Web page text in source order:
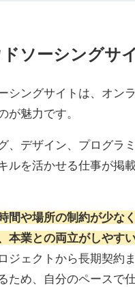
ソーシングサ
シングサイトは、オン
が魅力です。
、デザイン、プログラ
ルを活かせる仕事が掲
間や場所の制約が少な
本業との両立がしやすい
ジェクトから長期契約
ため、自分のペースで